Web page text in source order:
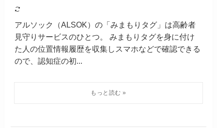
アルソック（ALSOK）の「みまもりタグ」は高齢者
見守りサービスのひとつ。 みまもりタグを身に付け
た人の位置情報履歴を収集しスマホなどで確認できる
ので、認知症の初...